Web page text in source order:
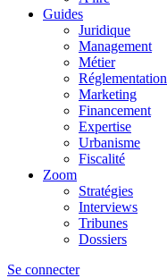
Guides
Juridique
Management
Métier
Réglementation
Marketing
Financement
Expertise
Urbanisme
Fiscalité
Zoom
Stratégies
Interviews
Tribunes
Dossiers
Se connecter